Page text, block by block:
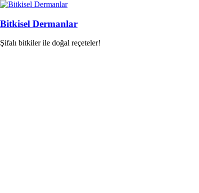
Skip
content
Bitkisel Dermanlar
Şifalı bitkiler ile doğal reçeteler!